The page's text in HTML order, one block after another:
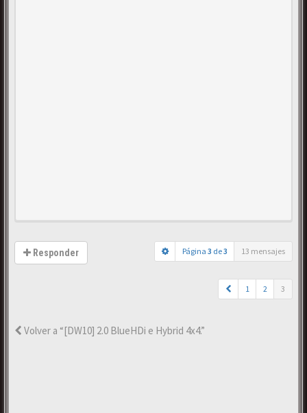
Responder Página 3 de3 13 mensajes
1 2 3
Volver a “[DW10] 2.0 BlueHDi e Hybrid 4x4.”